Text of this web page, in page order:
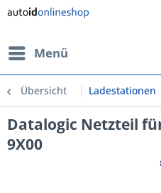
Menü
Übersicht
Datalogic Netzteil
9X00